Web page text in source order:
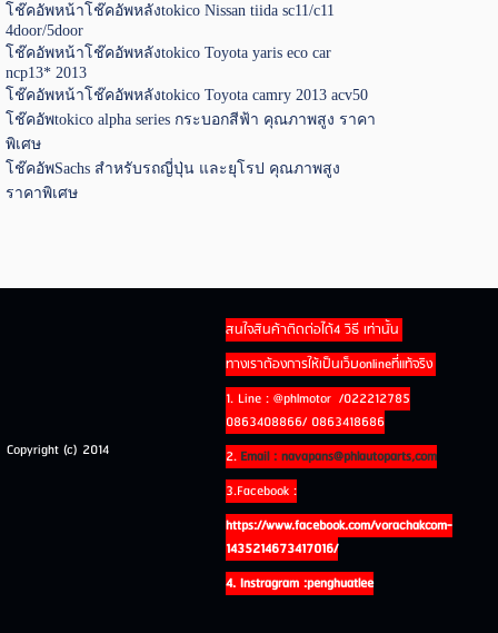
โช๊คอัพหน้าโช๊คอัพหลังtokico Nissan tiida sc11/c11
4door/5door
โช๊คอัพหน้าโช๊คอัพหลังtokico Toyota yaris eco car
ncp13* 2013
โช๊คอัพหน้าโช๊คอัพหลังtokico Toyota camry 2013 acv50
โช๊คอัพtokico alpha series กระบอกสีฟ้า คุณภาพสูง ราคา
พิเศษ
โช๊คอัพSachs สำหรับรถญี่ปุ่น และยุโรป คุณภาพสูง
ราคาพิเศษ
Copyright (c) 2014
สนใจสินค้าติดต่อได้4 วิธี เท่านั้น
ทางเราต้องการให้เป็นเว็บonlineที่แท้จริง
1. Line : @phlmotor /022212785
0863408866/ 0863418686
2.Email : navapans@phlautoparts,com
3.Facebook :
https://www.facebook.com/vorachakcom-
1435214673417016/
4. Instragram :penghuatlee